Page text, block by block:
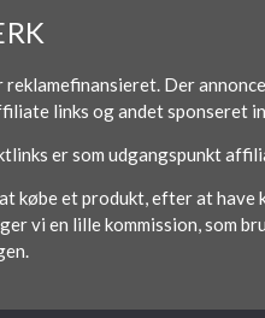
reklamefinansieret. Der
links og andet sponseret
er som udgangspunkt
købe et produkt, efter at have
vi en lille kommission, som